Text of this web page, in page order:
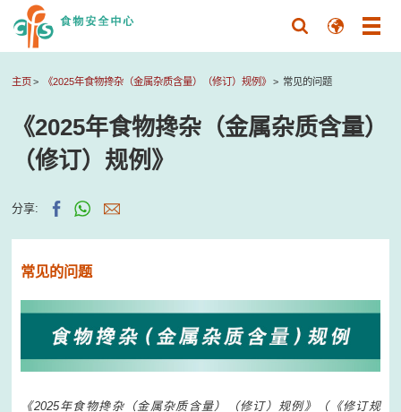
主页 《2025年食物搀杂（金属杂质含量）（修订）规例》 常见的问题
《2025年食物搀杂（金属杂质含量）
（修订）规例》
分享:
常见的问题
《2025年食物搀杂（金属杂质含量）（修订）规例》 （ 《修订规